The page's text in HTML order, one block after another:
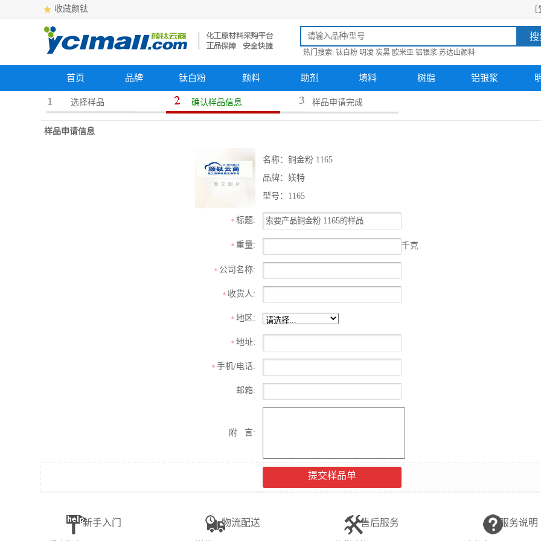
收藏颜钛 [
搜
热门搜索: 钛白粉 明凌 炭黑 欧米亚 铝银浆 苏达山颜料
首页 品牌 钛白粉 颜料 助剂 填料 树脂 铝银浆
选择样品 确认样品信息 样品申请完成
样品申请信息
名称：铜金粉 1165
品牌：媄特
型号：1165
* 标题:
* 重量: 千克
* 公司名称:
* 收货人:
* 地区:
* 地址:
* 手机/电话:
邮箱:
附 言:
提交样品单
新手入门 物流配送 售后服务 服务说明